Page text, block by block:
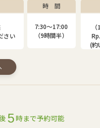
さい
時 間
7:30〜17:00
（9時間半）
(約
5時まで予約可能